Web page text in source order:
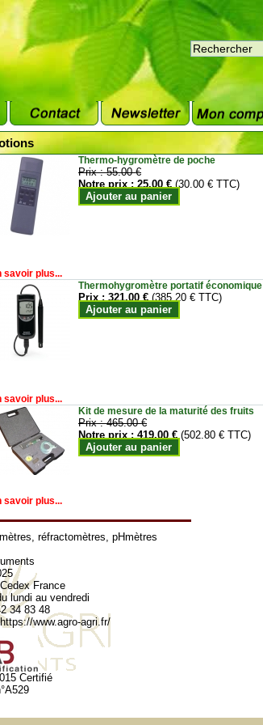
Thermo-hygromètre de poche
Prix :55.00 €
Notre prix :25.00 € (30.00 € TTC)
Ajouter au panier
savoir plus...
Thermohygromètre portatif économique
Prix :321.00 € (385.20 € TTC)
Ajouter au panier
savoir plus...
Kit de mesure de la maturité des fruits
Prix :465.00 €
Notre prix :419.00 € (502.80 € TTC)
Ajouter au panier
savoir plus...
, réfractomètres, pHmètres
France
lundi au vendredi
34 83 48
https://www.agro-agri.fr/
Certifié